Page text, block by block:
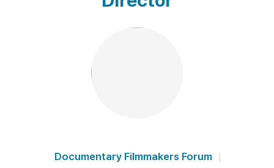
Documentary Filmmakers Forum